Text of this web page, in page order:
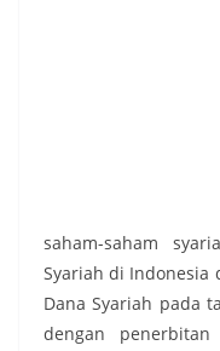
saham-saham
Syariah di Indonesia
Dana Syariah pada
dengan